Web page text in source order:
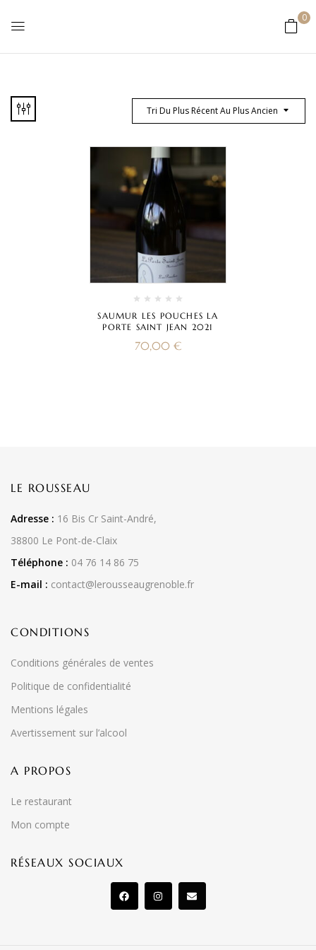
0
Tri Du Plus Récent Au Plus Ancien
SAUMUR LES POUCHES LA
PORTE SAINT JEAN 2021
70,00 €
LE ROUSSEAU
Adresse : 16 Bis Cr Saint-André,
38800 Le Pont-de-Claix
Téléphone : 04 76 14 86 75
E-mail : contact@lerousseaugrenoble.fr
CONDITIONS
Conditions générales de ventes
Politique de confidentialité
Mentions légales
Avertissement sur l’alcool
A PROPOS
Le restaurant
Mon compte
RÉSEAUX SOCIAUX